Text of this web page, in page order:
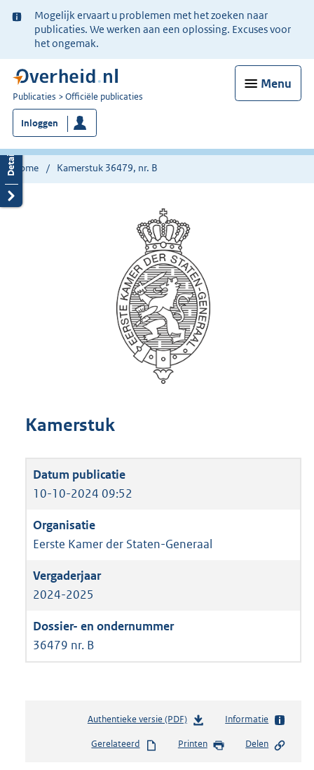
Ter
informatie:
Mogelijk ervaart u problemen met het zoeken naar
publicaties. We werken aan een oplossing. Excuses voor
het ongemak.
Menu
U
bent
nu
hier:
Publicaties Officiële publicaties
Inloggen
Home Kamerstuk 36479, nr. B
Kamerstuk
10-10-2024 09:52
Eerste Kamer der Staten-Generaal
2024-2025
36479 nr. B
Authentieke versie (PDF)b
s
Informatie
Gerelateerd Printen Delen